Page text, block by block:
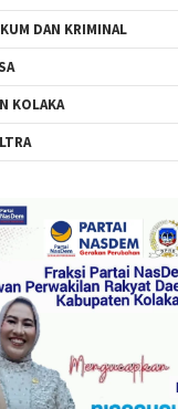
DAN KRIMINAL
KOLAKA